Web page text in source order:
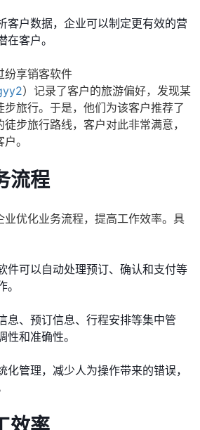
客户数据，企业可以制定更有效的营
客户。
纷享销客软件
）记录了客户的旅游偏好，发现某
旅行。于是，他们为该客户推荐了
步旅行路线，客户对此非常满意，
。
流程
业优化业务流程，提高工作效率。具
件可以自动处理预订、确认和支付等
息、预订信息、行程安排等集中管
和准确性。
化管理，减少人为操作带来的错误，